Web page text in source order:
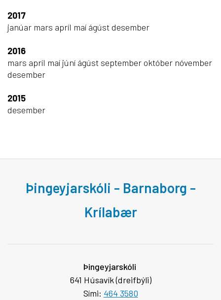
2017
janúar mars apríl maí ágúst desember
2016
mars apríl maí júní ágúst september október nóvember
desember
2015
desember
Þingeyjarskóli - Barnaborg -
Krílabær
Þingeyjarskóli
641 Húsavík (dreifbýli)
Sími: 464 3580